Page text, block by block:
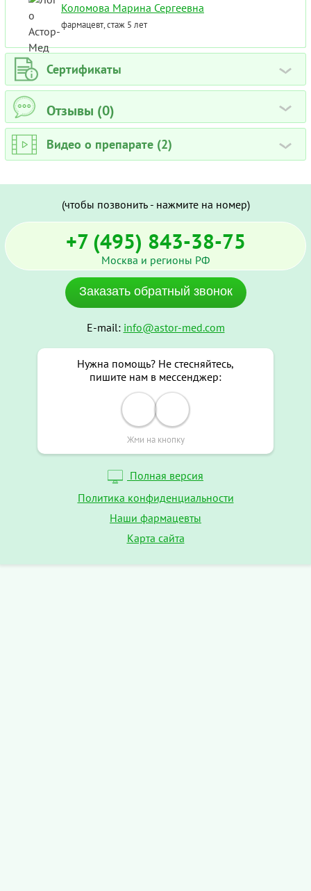
Коломова Марина Сергеевна
фармацевт, стаж 5 лет
Сертификаты ›
Отзывы (0) ›
Видео о препарате (2) ›
(чтобы позвонить - нажмите на номер)
+7 (495) 843-38-75
Москва и регионы РФ
Заказать обратный звонок
E-mail: info@astor-med.com
Нужна помощь? Не стесняйтесь,
пишите нам в мессенджер:
Жми на кнопку
Полная версия
Политика конфиденциальности
Наши фармацевты
Карта сайта